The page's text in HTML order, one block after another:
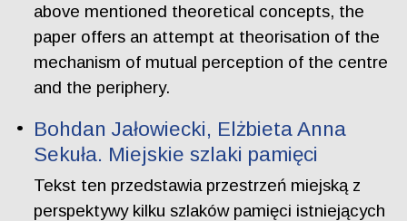
above mentioned theoretical concepts, the
paper offers an attempt at theorisation of the
mechanism of mutual perception of the centre
and the periphery.
Bohdan Jałowiecki, Elżbieta Anna
Sekuła. Miejskie szlaki pamięci
Tekst ten przedstawia przestrzeń miejską z
perspektywy kilku szlaków pamięci istniejących